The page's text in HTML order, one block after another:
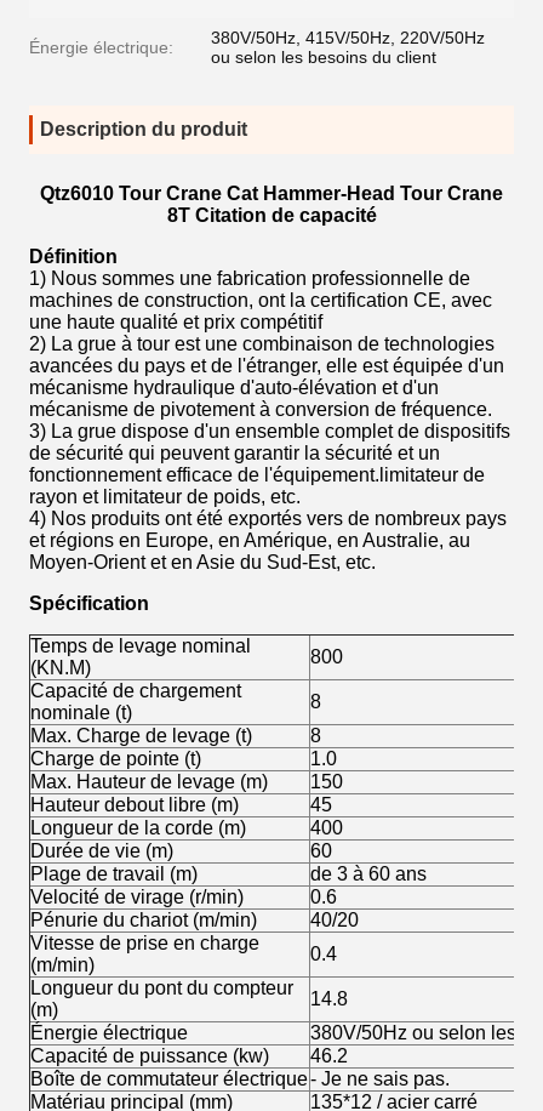
Énergie électrique:
380V/50Hz, 415V/50Hz, 220V/50Hz
ou selon les besoins du client
Description du produit
Qtz6010 Tour Crane Cat Hammer-Head Tour Crane
8T Citation de capacité
Définition
1) Nous sommes une fabrication professionnelle de
machines de construction, ont la certification CE, avec
une haute qualité et prix compétitif
2) La grue à tour est une combinaison de technologies
avancées du pays et de l'étranger, elle est équipée d'un
mécanisme hydraulique d'auto-élévation et d'un
mécanisme de pivotement à conversion de fréquence.
3) La grue dispose d'un ensemble complet de dispositifs
de sécurité qui peuvent garantir la sécurité et un
fonctionnement efficace de l'équipement.limitateur de
rayon et limitateur de poids, etc.
4) Nos produits ont été exportés vers de nombreux pays
et régions en Europe, en Amérique, en Australie, au
Moyen-Orient et en Asie du Sud-Est, etc.
Spécification
Temps de levage nominal
(KN.M)
800
Capacité de chargement
nominale (t)
8
Max. Charge de levage (t)
8
Charge de pointe (t)
1.0
Max. Hauteur de levage (m)
150
Hauteur debout libre (m)
45
Longueur de la corde (m)
400
Durée de vie (m)
60
Plage de travail (m)
de 3 à 60 ans
Velocité de virage (r/min)
0.6
Pénurie du chariot (m/min)
40/20
Vitesse de prise en charge
(m/min)
0.4
Longueur du pont du compteur
(m)
14.8
Énergie électrique
380V/50Hz ou selon les
Capacité de puissance (kw)
46.2
Boîte de commutateur électrique- Je ne sais pas.
Matériau principal (mm)
135*12 / acier carré